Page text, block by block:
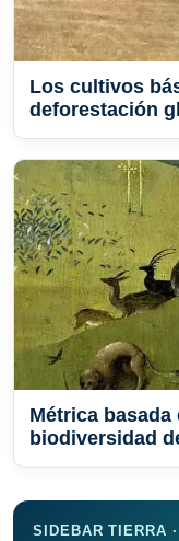
Los cultivos
deforestación
Métrica
biodiversidad
SIDEBAR TIERRA